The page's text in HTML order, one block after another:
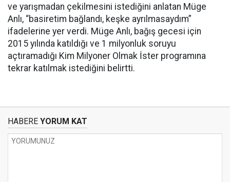
ve yarışmadan çekilmesini istediğini anlatan Müge
Anlı, “basiretim bağlandı, keşke ayrılmasaydım”
ifadelerine yer verdi. Müge Anlı, bağış gecesi için
2015 yılında katıldığı ve 1 milyonluk soruyu
açtıramadığı Kim Milyoner Olmak İster programına
tekrar katılmak istediğini belirtti.
HABERE YORUM KAT